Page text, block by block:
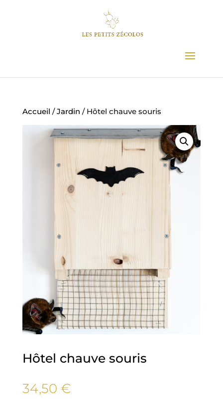
Accueil /Jardin / Hôtel chauve souris
Hôtel chauve souris
34,50 €